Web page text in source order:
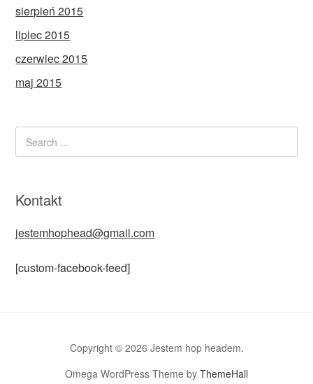
sierpień 2015
lipiec 2015
czerwiec 2015
maj 2015
Kontakt
jestemhophead@gmail.com
[custom-facebook-feed]
Copyright © 2026 Jestem hop headem.
Omega WordPress Theme by ThemeHall